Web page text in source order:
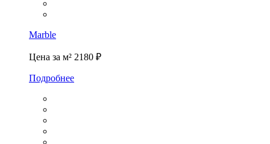
Marble
Цена за м² 2180 ₽
Подробнее